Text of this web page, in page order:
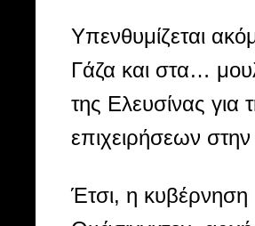
Υπενθυμίζεται
Γάζα και στα…
της Ελευσίνας για
επιχειρήσεων
Έτσι, η κυβέρνηση